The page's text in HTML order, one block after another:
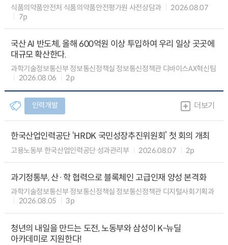
식품의약품안전처 식품의약품안전평가원 사전상담과
2026.08.07
7p
국산 AI 반도체, 올해 600억원 이상 투입하여 우리 일상 곳곳에
대규모 확산한다.
과학기술정보통신부 정보통신정책실 정보통신정책관 디바이스AX혁신팀
2026.08.06
2p
인력개발 더보기
한국산업인력공단 ‘HRDK 국민성장추진위원회’ 첫 회의 개최
고용노동부 한국산업인력공단 성과관리부 2026.08.07 2p
과기정통부, 산·학 협력으로 블록체인 고급인재 양성 본격화
과학기술정보통신부 정보통신정책실 정보통신정책관 디지털사회기획과
2026.08.05
3p
청년의 내일을 만드는 도전, 노동부와 삼성이 K-뉴딜
아카데미로 지원한다!